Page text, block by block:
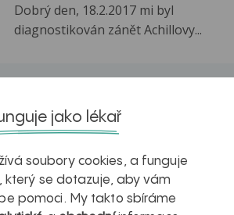
Dobrý den, 18.2.2017 mi byl
diagnostikován zánět Achillovy...
jako lékař
soubory cookies, a funguje
který se dotazuje, aby vám
pomoci. My takto sbíráme